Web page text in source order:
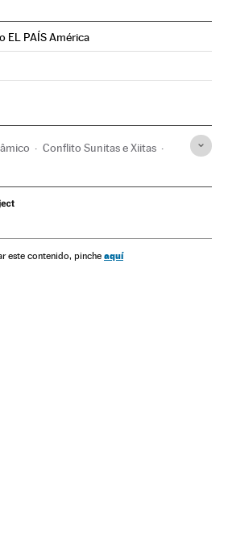
EL PAÍS América
Brasil en Twitter
País Brasil en Instagram
El País Brasil en Facebook
Conflito Sunitas e Xiitas
este contenido, pinche aquí